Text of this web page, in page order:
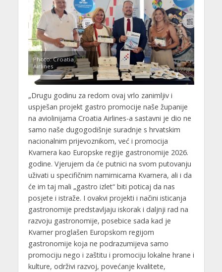
Photo: Croatia
Airlines
„Drugu godinu za redom ovaj vrlo zanimljiv i
uspješan projekt gastro promocije naše županije
na aviolinijama Croatia Airlines-a sastavni je dio ne
samo naše dugogodišnje suradnje s hrvatskim
nacionalnim prijevoznikom, već i promocija
Kvarnera kao Europske regije gastronomije 2026.
godine. Vjerujem da će putnici na svom putovanju
uživati u specifičnim namirnicama Kvarnera, ali i da
će im taj mali „gastro izlet“ biti poticaj da nas
posjete i istraže. I ovakvi projekti i načini isticanja
gastronomije predstavljaju iskorak i daljnji rad na
razvoju gastronomije, posebice sada kad je
Kvarner proglašen Europskom regijom
gastronomije koja ne podrazumijeva samo
promociju nego i zaštitu i promociju lokalne hrane i
kulture, održivi razvoj, povećanje kvalitete,